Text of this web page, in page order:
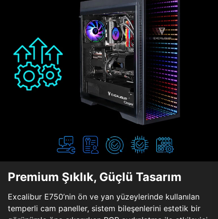
Premium Şıklık, Güçlü Tasarım
Excalibur E750’nin ön ve yan yüzeylerinde kullanılan
temperli cam paneller, sistem bileşenlerini estetik bir